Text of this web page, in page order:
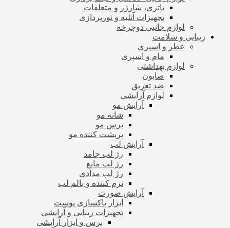
باتری، شارژر و متعلقات
تجهیزات آتلیه و نورپردازی
لوازم جانبی دوچرخه
زیبایی و سلامت
عطر و اسپری
مام و اسپری
لوازم بهداشتی
صابون
ضد تعریق
لوازم آرایشی
آرایش مو
شانه مو
برس مو
پرپشت کننده مو
آرایش لب
رژ لب جامد
رژ لب مایع
رژ لب مدادی
نرم کننده و بالم لب
آرایش صورت
ابزار پاکسازی پوست
تجهیزات زیبایی و آرایشی
برس و ابزار آرایشی